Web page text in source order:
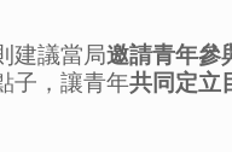
建議當局邀請青年參
子，讓青年共同定立